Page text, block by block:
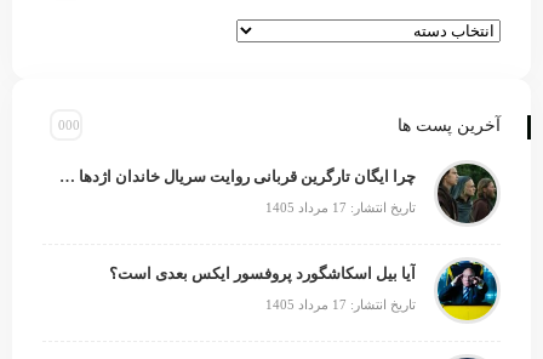
آخرین پست ها
چرا ایگان تارگرین قربانی روایت سریال خاندان اژدها شد؟
تاریخ انتشار: 17 مرداد 1405
آیا بیل اسکاشگورد پروفسور ایکس بعدی است؟
تاریخ انتشار: 17 مرداد 1405